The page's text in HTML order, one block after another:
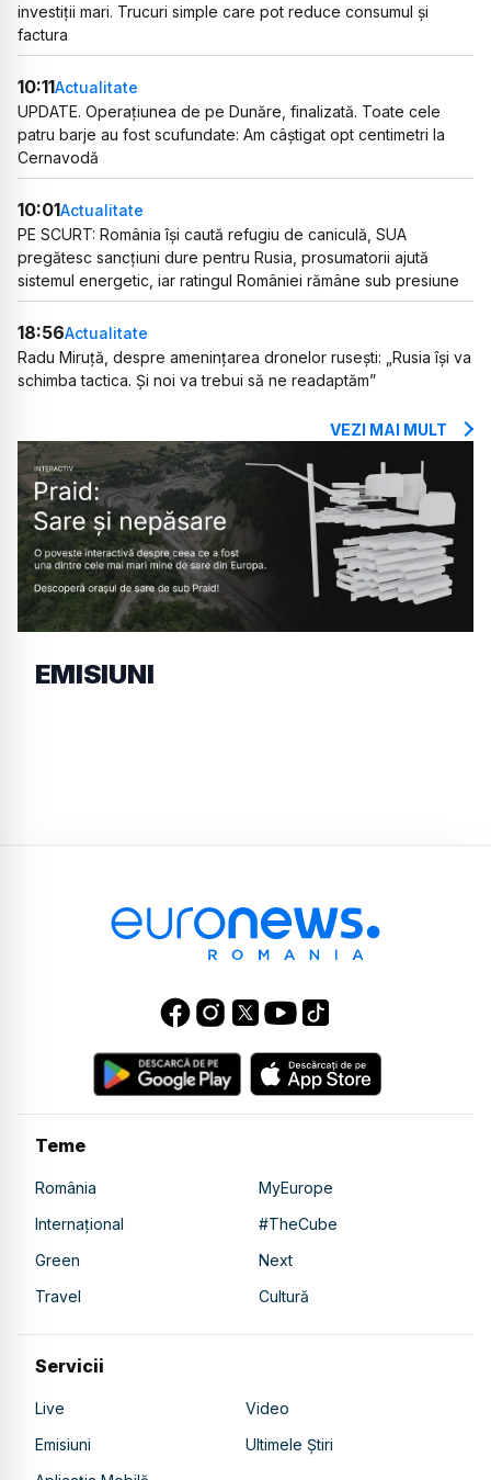
investiții mari. Trucuri simple care pot reduce consumul și
factura
10:11Actualitate
UPDATE. Operațiunea de pe Dunăre, finalizată. Toate cele
patru barje au fost scufundate: Am câștigat opt centimetri la
Cernavodă
10:01Actualitate
PE SCURT: România își caută refugiu de caniculă, SUA
pregătesc sancțiuni dure pentru Rusia, prosumatorii ajută
sistemul energetic, iar ratingul României rămâne sub presiune
18:56Actualitate
Radu Miruță, despre amenințarea dronelor rusești: „Rusia își va
schimba tactica. Și noi va trebui să ne readaptăm”
VEZI MAI MULT
EMISIUNI
Teme
România
MyEurope
Internațional
#TheCube
Green
Next
Travel
Cultură
Servicii
Live
Video
Emisiuni
Ultimele Știri